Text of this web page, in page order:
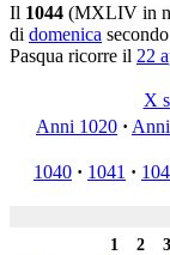
Il 1044 (MXLIV in
di domenica
Pasqua ricorre il 22
X
Anni 1020 ·
1040 · 1041 ·
1 2 3